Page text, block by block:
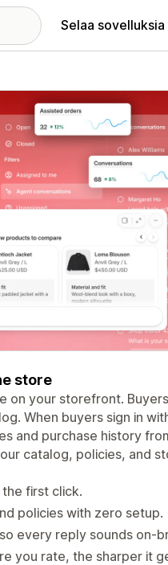
Selaa sovelluksia
store
on your storefront.
When buyers sign in
and purchase history
catalog, policies, and
first click.
policies with zero setup.
every reply sounds on-
you rate, the sharper it